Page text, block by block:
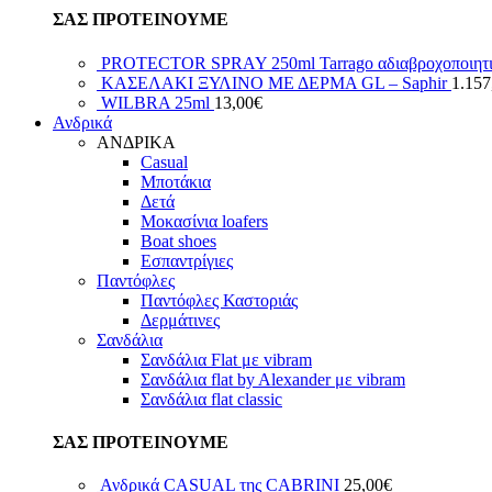
ΣΑΣ ΠΡΟΤΕΙΝΟΥΜΕ
PROTECTOR SPRAY 250ml Tarrago
ΚΑΣΕΛΑΚΙ ΞΥΛΙΝΟ ΜΕ ΔΕΡΜΑ GL – Saphir
WILBRA 25ml 13,00€
Ανδρικά
ΑΝΔΡΙΚΑ
Casual
Μποτάκια
Δετά
Μοκασίνια loafers
Boat shoes
Εσπαντρίγιες
Παντόφλες
Παντόφλες Καστοριάς
Δερμάτινες
Σανδάλια
Σανδάλια Flat με vibram
Σανδάλια flat by Alexander με vibram
Σανδάλια flat classic
ΣΑΣ ΠΡΟΤΕΙΝΟΥΜΕ
Ανδρικά CASUAL της CABRINI 25,00€